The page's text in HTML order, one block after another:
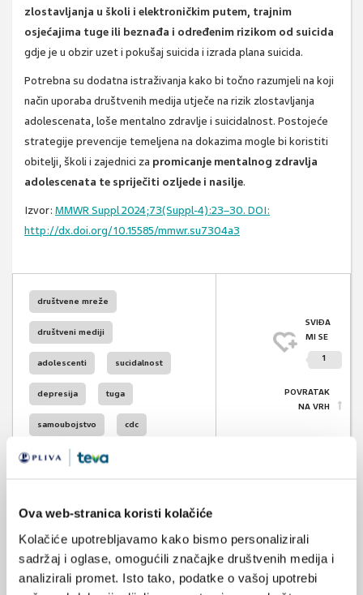
Ova web-stranica koristi kolačiće
Kolačiće upotrebljavamo kako bismo personalizirali
sadržaj i oglase, omogućili značajke društvenih medija i
analizirali promet. Isto tako, podatke o vašoj upotrebi
zlostavljanja u školi i elektroničkim putem, trajnim
osjećajima tuge ili beznađa i određenim rizikom od suicida
gdje je u obzir uzet i pokušaj suicida i izrada plana suicida.
Potrebna su dodatna istraživanja kako bi točno razumjeli na koji
način uporaba društvenih medija utječe na rizik zlostavljanja
adolescenata, loše mentalno zdravlje i suicidalnost. Postojeće
strategije prevencije temeljena na dokazima mogle bi koristiti
obitelji, školi i zajednici za promicanje mentalnog zdravlja
adolescenata te spriječiti ozljede i nasilje.
Izvor: MMWR Suppl 2024;73(Suppl-4):23–30. DOI:
http://dx.doi.org/10.15585/mmwr.su7304a3
društvene mreže
društveni mediji
adolescenti sucidalnost
depresija tuga
samoubojstvo cdc
SVIĐA
MI SE
1
POVRATAK
NA VRH
VEZANI SADRŽAJ
14.05.2025.
Adolescenti s narušenim mentalnim zdravljem više